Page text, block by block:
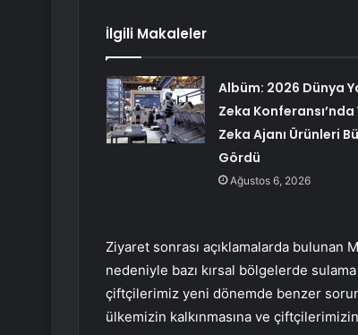
İlgili Makaleler
Albüm: 2026 Dünya
Zeka
Zeka Ajanı Ürünleri
Gördü
Ağustos 6, 2026
Ziyaret sonrası açıklamalarda bulunan
nedeniyle bazı kırsal bölgelerde
çiftçilerimiz yeni dönemde benzer
ülkemizin kalkınmasına ve